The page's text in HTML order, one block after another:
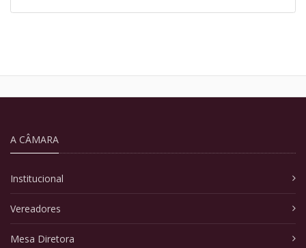
A CÂMARA
Institucional
Vereadores
Mesa Diretora